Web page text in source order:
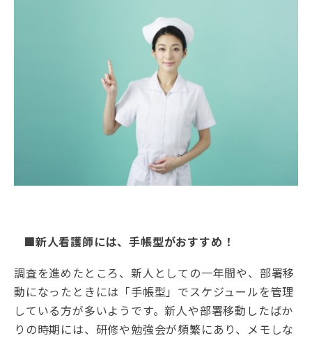
■新人看護師には、手帳型がおすすめ！
調査を進めたところ、新人としての一年間や、部署移
動になったときには「手帳型」でスケジュールを管理
している方が多いようです。新人や部署移動したばか
りの時期には、研修や勉強会が頻繁にあり、メモしな